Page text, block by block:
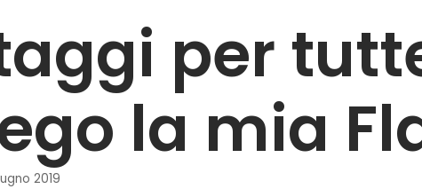
per
la mia
2019